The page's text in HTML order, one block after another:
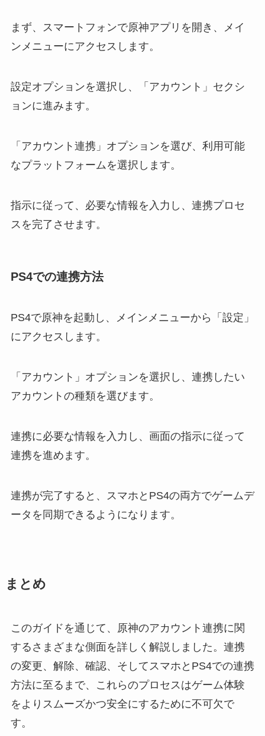
まず、スマートフォンで原神アプリを開き、メイ
ンメニューにアクセスします。
設定オプションを選択し、「アカウント」セクシ
ョンに進みます。
「アカウント連携」オプションを選び、利用可能
なプラットフォームを選択します。
指示に従って、必要な情報を入力し、連携プロセ
スを完了させます。
PS4での連携方法
PS4で原神を起動し、メインメニューから「設定」
にアクセスします。
「アカウント」オプションを選択し、連携したい
アカウントの種類を選びます。
連携に必要な情報を入力し、画面の指示に従って
連携を進めます。
連携が完了すると、スマホとPS4の両方でゲームデ
ータを同期できるようになります。
まとめ
このガイドを通じて、原神のアカウント連携に関
するさまざまな側面を詳しく解説しました。連携
の変更、解除、確認、そしてスマホとPS4での連携
方法に至るまで、これらのプロセスはゲーム体験
をよりスムーズかつ安全にするために不可欠で
す。